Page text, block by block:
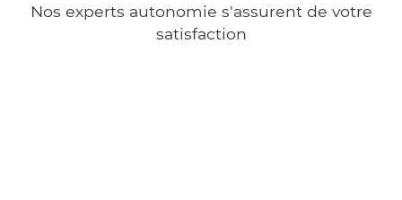
Nos experts autonomie s'assurent de votre
satisfaction